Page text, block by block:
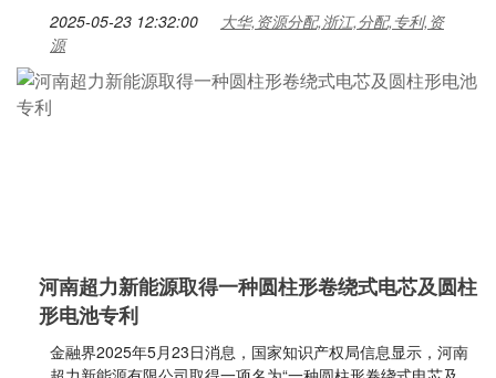
2025-05-23 12:32:00
大华,资源分配,浙江,分配,专利,资
源
河南超力新能源取得一种圆柱形卷绕式电芯及圆柱
形电池专利
金融界2025年5月23日消息，国家知识产权局信息显示，河南